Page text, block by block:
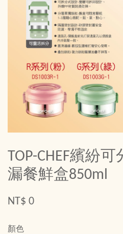
TOP-CHEF繽紛
漏餐鮮盒850ml
NT$ 0
顏色